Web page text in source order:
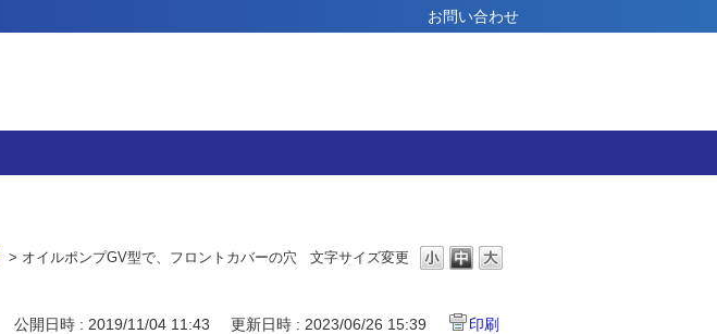
お問い合わせ
文字サイズ変更
> オイルポンプGV型で、フロントカバーの穴
公開日時 : 2019/11/04 11:43 更新日時 : 2023/06/26 15:39 印刷